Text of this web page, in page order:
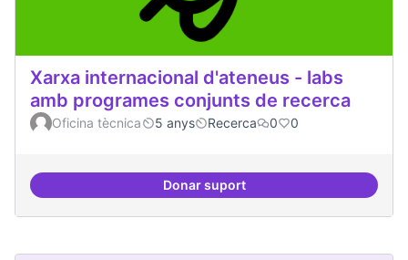
Xarxa internacional d'ateneus - labs
amb programes conjunts de recerca
Oficina tècnica 5 anys Recerca 0 0
Donar suportXarxa internacional d'ateneus -